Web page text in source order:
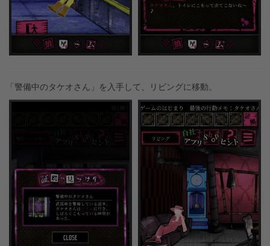
「警備中のタケオさん」を入手して、リビングに移動。